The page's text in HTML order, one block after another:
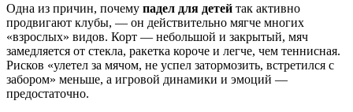
Одна из причин, почему падел для детей так активно
продвигают клубы, — он действительно мягче многих
«взрослых» видов. Корт — небольшой и закрытый, мяч
замедляется от стекла, ракетка короче и легче, чем теннисная.
Рисков «улетел за мячом, не успел затормозить, встретился с
забором» меньше, а игровой динамики и эмоций —
предостаточно.